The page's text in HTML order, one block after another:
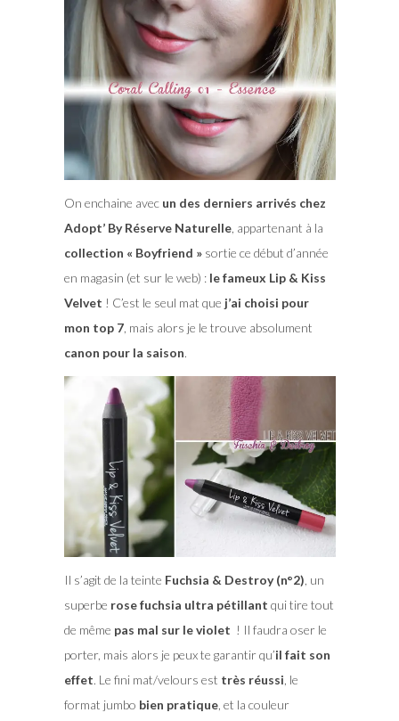
On enchaine avec un des derniers arrivés chez
Adopt’ By Réserve Naturelle, appartenant à la
collection « Boyfriend »sortie ce début d’année
en magasin (et sur le web) : le fameux Lip & Kiss
Velvet ! C’est le seul mat que j’ai choisi pour
mon top 7, mais alors je le trouve absolument
canon pour la saison.
Il s’agit de la teinte Fuchsia & Destroy (n°2) , un
superbe rose fuchsia ultra pétillant qui tire tout
de même pas mal sur le violet ! Il faudra oser le
porter, mais alors je peux te garantir qu’il fait son
effet. Le fini mat/velours est très réussi , le
format jumbo bien pratique, et la couleur